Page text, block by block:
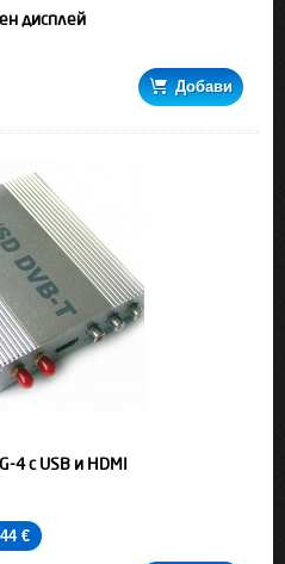
дисплей
Добави
4 с USB и HDMI
€